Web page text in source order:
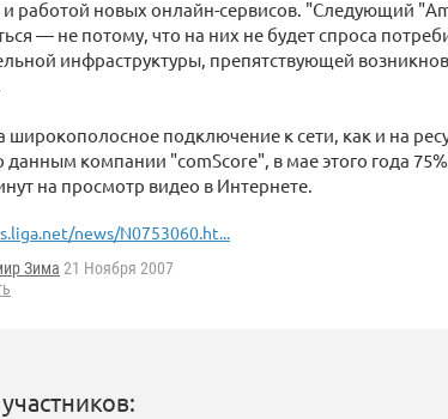
работой новых онлайн-сервисов. "Следующий
— не потому, что на них не будет спроса
инфраструктуры, препятствующей
широкополосное подключение к сети, как и на
данным компании "comScore", в мае этого года
на просмотр видео в Интернете.
news/N0753060.ht...
Зима 21 Ноября 2007